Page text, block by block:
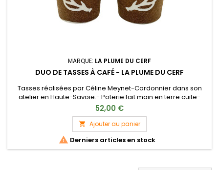
MARQUE: LA PLUME DU CERF
DUO DE TASSES À CAFÉ - LA PLUME DU CERF
Tasses réalisées par Céline Meynet-Cordonnier dans son
atelier en Haute-Savoie.- Poterie fait main en terre cuite-
Vernissage naturelRetrait uniquement en boutique à
Rambouillet
52,00 €
 Ajouter au panier
 Derniers articles en stock